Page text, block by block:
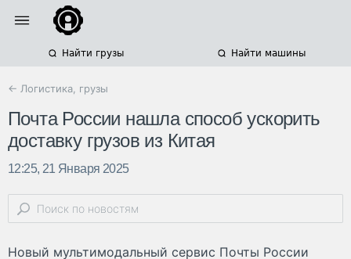
Найти грузы Найти машины
← Логистика, грузы
Почта России нашла способ ускорить
доставку грузов из Китая
12:25, 21 Января 2025
Новый мультимодальный сервис Почты России